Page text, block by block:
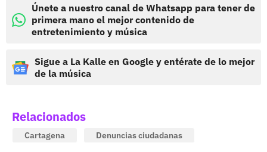
Únete a nuestro canal de Whatsapp para tener de
primera mano el mejor contenido de
entretenimiento y música
Sigue a La Kalle en Google y entérate de lo mejor
de la música
Relacionados
Cartagena Denuncias ciudadanas